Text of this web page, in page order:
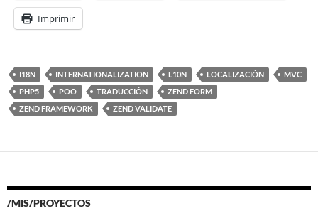
Imprimir
I18N INTERNATIONALIZATION L10N LOCALIZACIÓN
MVC
PHP5
POO TRADUCCIÓN
ZEND FORM
ZEND FRAMEWORK
ZEND VALIDATE
/MIS/PROYECTOS